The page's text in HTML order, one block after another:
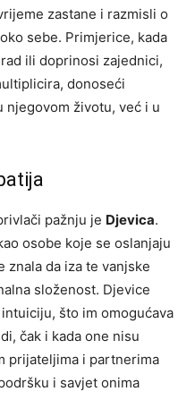
zastane i razmisli o
sebe. Primjerice, kada
ili doprinosi zajednici,
donoseći
njegovom životu, već i u
pažnju je Djevica.
osobe koje se oslanjaju
znala da iza te vanjske
složenost. Djevice
što im omogućava
čak i kada one nisu
prijateljima i partnerima
i savjet onima